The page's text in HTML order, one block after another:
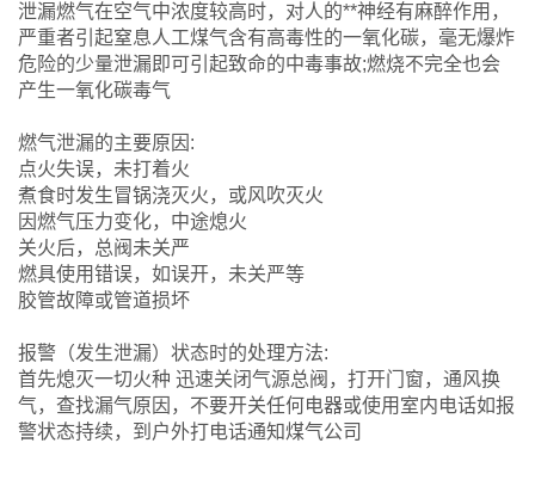
泄漏燃气在空气中浓度较高时，对人的**神经有麻醉作用，
严重者引起窒息人工煤气含有高毒性的一氧化碳，毫无爆炸
危险的少量泄漏即可引起致命的中毒事故;燃烧不完全也会
产生一氧化碳毒气
燃气泄漏的主要原因:
点火失误，未打着火
煮食时发生冒锅浇灭火，或风吹灭火
因燃气压力变化，中途熄火
关火后，总阀未关严
燃具使用错误，如误开，未关严等
胶管故障或管道损坏
报警（发生泄漏）状态时的处理方法:
首先熄灭一切火种 迅速关闭气源总阀，打开门窗，通风换
气，查找漏气原因，不要开关任何电器或使用室内电话如报
警状态持续，到户外打电话通知煤气公司